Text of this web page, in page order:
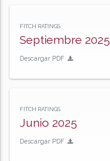
FITCH RATINGS
Septiembre 2025
Descargar PDF
FITCH RATINGS
Junio 2025
Descargar PDF